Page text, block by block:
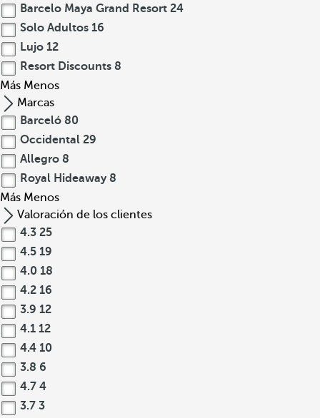
Barcelo Maya Grand Resort 24
Solo Adultos 16
Lujo 12
Resort Discounts 8
Más Menos
Marcas
Barceló 80
Occidental 29
Allegro 8
Royal Hideaway 8
Más Menos
Valoración de los clientes
4.3 25
4.5 19
4.0 18
4.2 16
3.9 12
4.1 12
4.4 10
3.8 6
4.7 4
3.7 3